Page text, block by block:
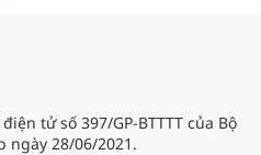
tử số 397/GP-BTTTT của Bộ
ngày 28/06/2021.